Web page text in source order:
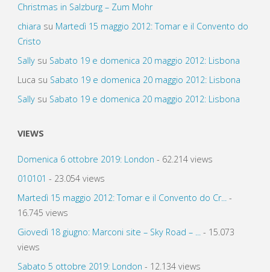
Christmas in Salzburg – Zum Mohr
chiara su Martedì 15 maggio 2012: Tomar e il Convento do
Cristo
Sallysu Sabato 19 e domenica 20 maggio 2012: Lisbona
Luca su Sabato 19 e domenica 20 maggio 2012: Lisbona
Sallysu Sabato 19 e domenica 20 maggio 2012: Lisbona
VIEWS
Domenica 6 ottobre 2019: London - 62.214 views
010101 - 23.054 views
Martedì 15 maggio 2012: Tomar e il Convento do Cr...-
16.745 views
Giovedì 18 giugno: Marconi site – Sky Road – ...- 15.073
views
Sabato 5 ottobre 2019: London - 12.134 views